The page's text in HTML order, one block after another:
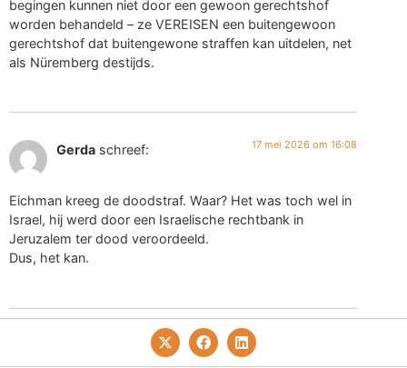
begingen kunnen niet door een gewoon gerechtshof
worden behandeld – ze VEREISEN een buitengewoon
gerechtshof dat buitengewone straffen kan uitdelen, net
als Nüremberg destijds.
Gerda schreef: 17 mei 2026 om 16:08
Eichman kreeg de doodstraf. Waar? Het was toch wel in
Israel, hij werd door een Israelische rechtbank in
Jeruzalem ter dood veroordeeld.
Dus, het kan.